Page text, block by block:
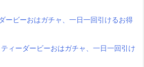
ービーおはガチャ、一日一回引けるお得
ィーダービーおはガチャ、一日一回引け